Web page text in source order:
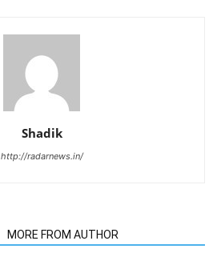
Shadik
http://radarnews.in/
MORE FROM AUTHOR